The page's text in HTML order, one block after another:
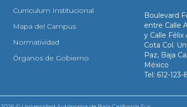
Curriculum Institucional
Mapa del Campus
Normatividad
Órganos de Gobierno
Boulevard
entre Calle
y Calle
Cota Col.
Paz, Baja
México
Tel: 612-